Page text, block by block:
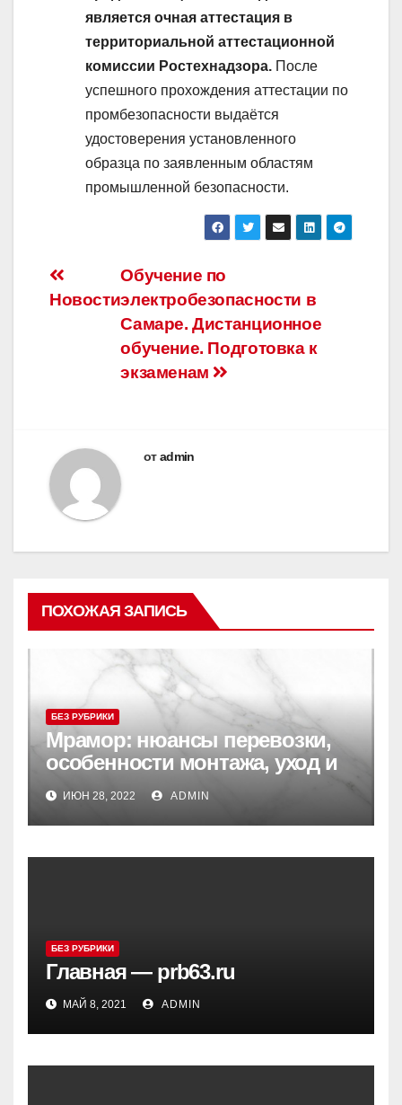
является очная аттестация в
территориальной аттестационной
комиссии Ростехнадзора. После
успешного прохождения аттестации по
промбезопасности выдаётся
удостоверения установленного
образца по заявленным областям
промышленной безопасности.
Навигация
записям
Обучение по
электробезопасности в
Самаре. Дистанционное
обучение. Подготовка к
экзаменам
Новости
отadmin
ПОХОЖАЯ ЗАПИСЬ
БЕЗ РУБРИКИ
Мрамор: нюансы перевозки,
особенности монтажа, уход и
реставрация
ИЮН 28, 2022 ADMIN
БЕЗ РУБРИКИ
Главная — prb63.ru
МАЙ 8, 2021 ADMIN